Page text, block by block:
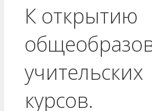
К открытию
учительских
курсов.